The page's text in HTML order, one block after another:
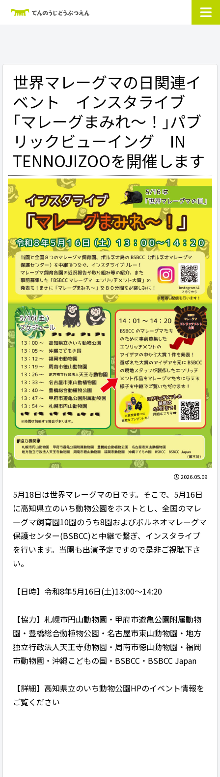
世界マレーグマの日関連イ
ベント インスタライブ
｢マレーグまみれ～！｣パブ
リックビューイング IN
TENNOJIZOOを開催します
2026.05.09
5月18日は世界マレーグマの日です。そこで、5月16日
に高知県立のいち動物公園をホストとし、全国のマレ
ーグマ飼育園10園のうち8園およびボルネオマレーグマ
保護センター(BSBCC)と中継で繋ぎ、インスタライブ
を行います。当園も出演予定ですので是非ご視聴下さ
い。
【日時】令和8年5月16日(土)13:00～14:20
【協力】札幌市円山動物園・甲府市遊亀公園附属動物
園・豊橋総合動植物公園・名古屋市東山動物園・地方
独立行政法人天王寺動物園・周南市徳山動物園・福岡
市動物園・沖縄こどもの国・BSBCC・BSBCC Japan
【詳細】高知県立のいち動物公園HPのイベント情報を
ご覧ください